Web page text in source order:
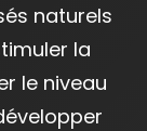
naturels
la
le niveau